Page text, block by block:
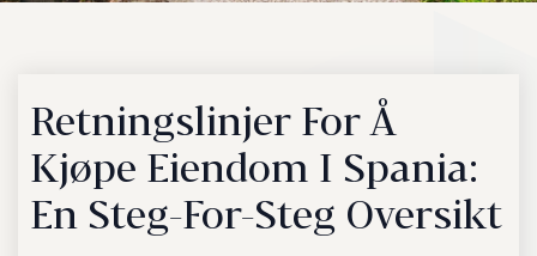
Retningslinjer For Å
Kjøpe Eiendom I Spania:
En Steg-For-Steg Oversikt